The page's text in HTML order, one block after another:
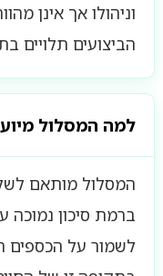
וניהולו אך אינן
הביצועים תלויים
למה המסלול
המסלול מותאם
ברמת סיכון נמוכה
לשמור על הכספים